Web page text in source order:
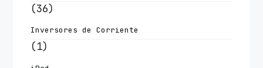
(36)
Inversores de Corriente
(1)